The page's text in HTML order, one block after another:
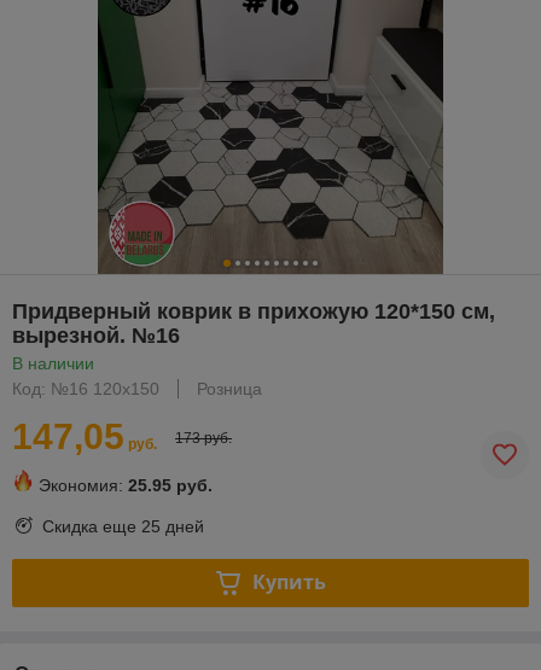
Придверный коврик в прихожую 120*150 см,
вырезной. №16
В наличии
Код: №16 120х150
Розница
147,05 руб. 173 руб.
Экономия: 25.95 руб.
Скидка еще 25 дней
Купить